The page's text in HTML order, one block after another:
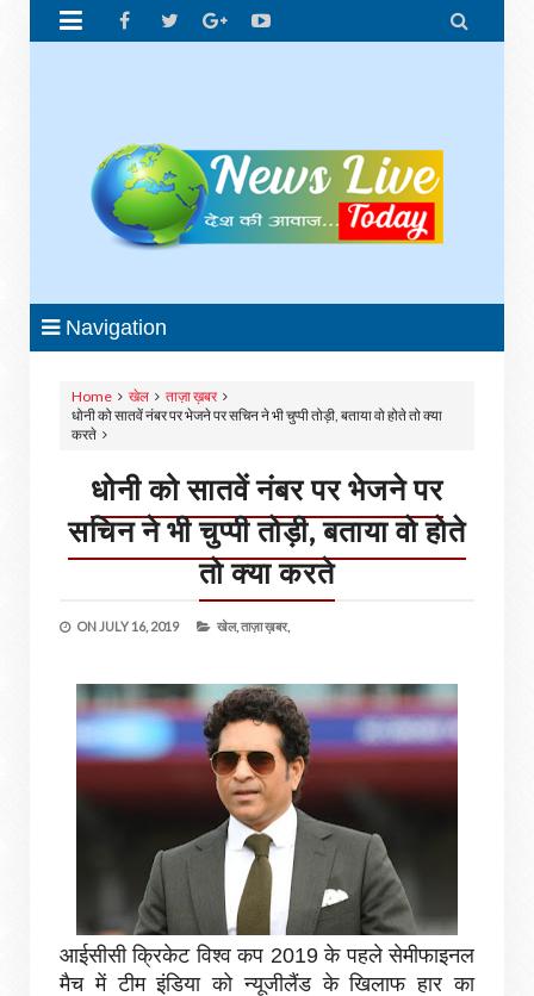
 
Navigation
Home खेल
ताज़ा ख़बर
धोनी को सातवें नंबर पर भेजने पर सचिन ने भी चुप्पी तोड़ी, बताया वो होते तो क्या
करते
धोनी को सातवें नंबर पर भेजने पर
सचिन ने भी चुप्पी तोड़ी, बताया वो होते
तो क्या करते
ON JULY 16, 2019 खेल,ताज़ा ख़बर,
आईसीसी क्रिकेट विश्व कप 2019 के पहले सेमीफाइनल
मैच में टीम इंडिया को न्यूजीलैंड के खिलाफ हार का